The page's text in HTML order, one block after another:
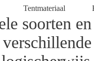
Tentmateriaal
soorten